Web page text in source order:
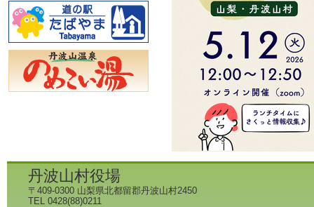
丹波山村役場
〒409-0300 山梨県北都留郡丹波山村2450
TEL 0428(88)0211